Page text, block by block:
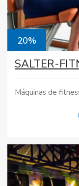
20%
SALTER-
Máquinas de